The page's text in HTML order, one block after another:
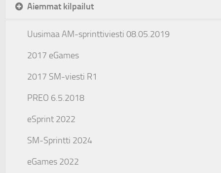
Aiemmat kilpailut
Uusimaa AM-sprinttiviesti 08.05.2019
2017 eGames
2017 SM-viesti R1
PREO 6.5.2018
eSprint 2022
SM-Sprintti 2024
eGames 2022